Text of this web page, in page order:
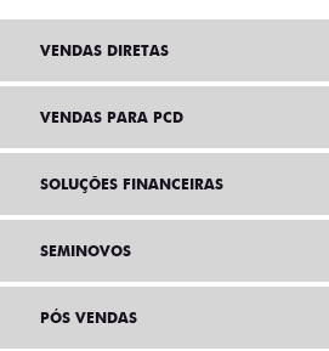
VENDAS DIRETAS
VENDAS PARA PCD
SOLUÇÕES FINANCEIRAS
SEMINOVOS
PÓS VENDAS